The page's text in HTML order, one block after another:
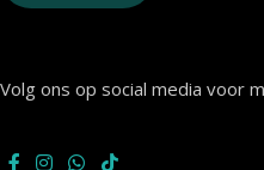
Volg ons op social media voor